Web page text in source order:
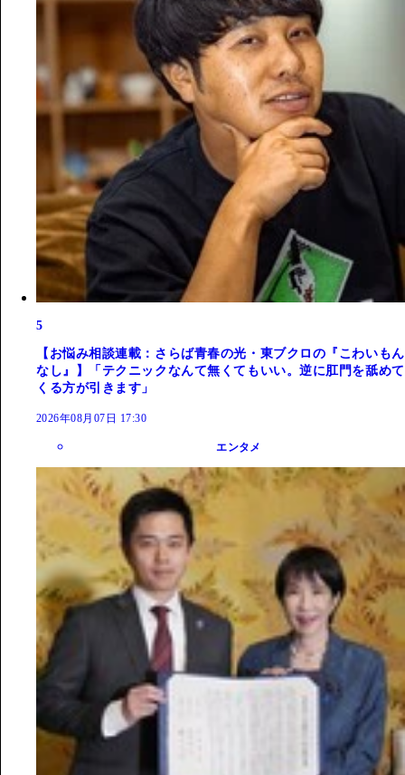
5
【お悩み相談連載：さらば青春の光・東ブクロの『こわいもん
なし』】「テクニックなんて無くてもいい。逆に肛門を舐めて
くる方が引きます」
2026年08月07日 17:30
エンタメ